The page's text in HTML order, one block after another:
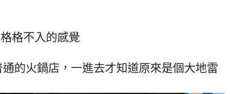
格不入的感覺
的火鍋店，一進去才知道原來是個大地雷